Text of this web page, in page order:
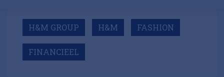
H&M GROUP H&M FASHION
FINANCIEEL